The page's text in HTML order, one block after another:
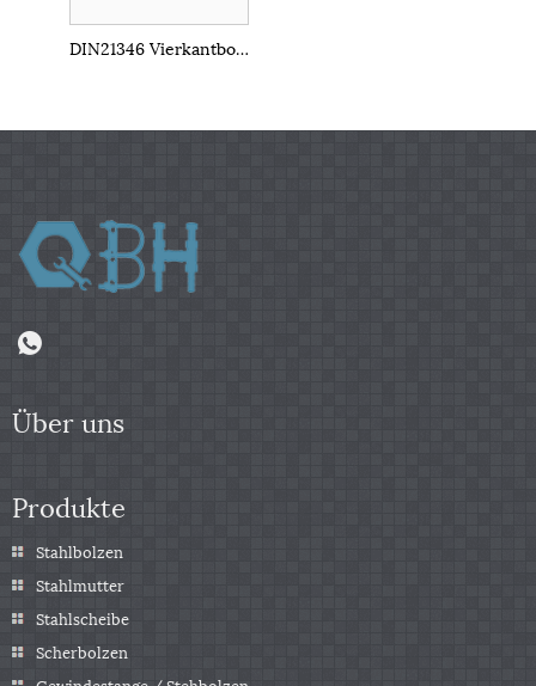
DIN21346 Vierkantbolzen
Über uns
Produkte
Stahlbolzen
Stahlmutter
Stahlscheibe
Scherbolzen